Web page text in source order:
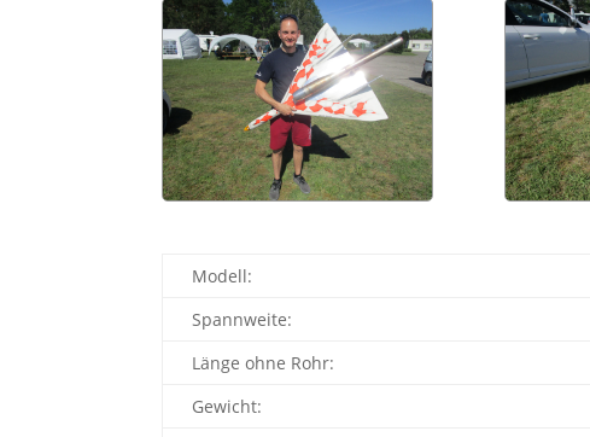
Modell:
Spannweite:
Länge ohne Rohr:
Gewicht: